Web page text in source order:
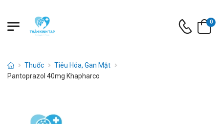
0
Thuốc
Tiêu Hóa, Gan Mật
Pantoprazol 40mg Khapharco